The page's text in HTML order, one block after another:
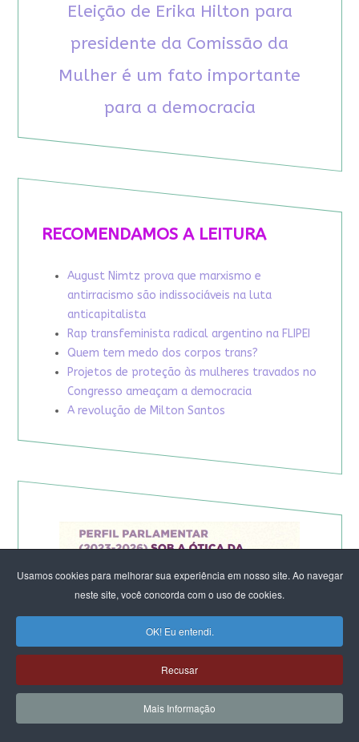
Usamos cookies para melhorar sua experiência em nosso site. Ao navegar
neste site, você concorda com o uso de cookies.
OK! Eu entendi.
Recusar
Mais Informação
Eleição de Erika Hilton para
presidente da Comissão da
Mulher é um fato importante
para a democracia
RECOMENDAMOS A LEITURA
August Nimtz prova que marxismo e
antirracismo são indissociáveis na luta
anticapitalista
Rap transfeminista radical argentino na FLIPEI
Quem tem medo dos corpos trans?
Projetos de proteção às mulheres travados no
Congresso ameaçam a democracia
A revolução de Milton Santos